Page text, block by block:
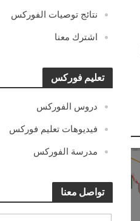
نتائج توصيات الفوركس
اشترك معنا
تعليم فوركس
دروس الفوركس
فيديوهات تعليم فوركس
مدرسة الفوركس
تواصل معنا